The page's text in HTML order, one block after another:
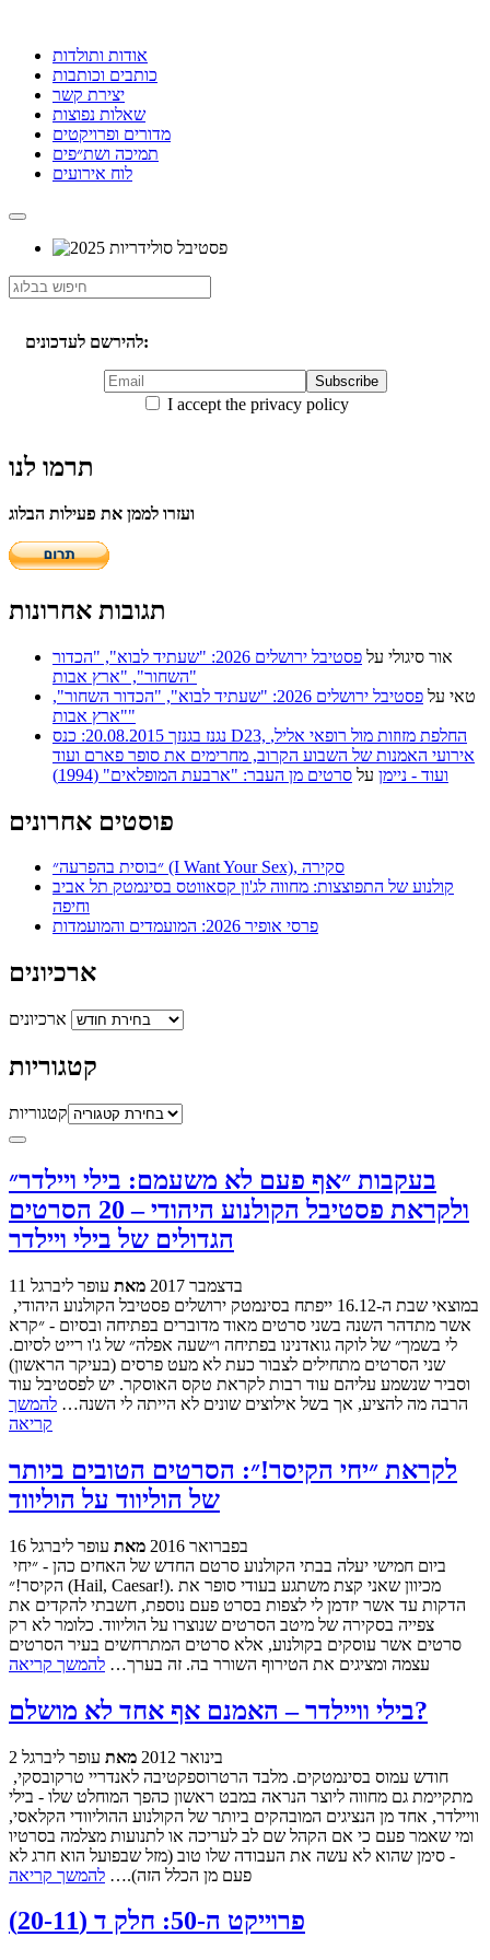
אודות ותולדות
כותבים וכותבות
יצירת קשר
שאלות נפוצות
מדורים ופרויקטים
תמיכה ושת״פים
לוח אירועים
להירשם לעדכונים:
I accept the privacy policy
תרמו לנו
ועזרו לממן את פעילות הבלוג
תגובות אחרונות
אור סיגולי על
פסטיבל ירושלים 2026: "שעתיד לבוא", "הכדור
השחור", "ארץ אבות"
טאי על
פסטיבל ירושלים 2026: "שעתיד לבוא", "הכדור השחור",
"ארץ אבות"
נגנז בגנזך 20.08.2015: כנס D23, החלפת מזוזות מול רופאי אליל,
אירועי האמנות של השבוע הקרוב, מחרימים את סופר פארם ועוד
ועוד - ניימן על סרטים מן העבר: "ארבעת המופלאים" (1994)
פוסטים אחרונים
״בוסית בהפרעה״ (I Want Your Sex), סקירה
קולנוע של התפוצצות: מחווה לג'ון קסאווטס בסינמטק תל אביב
וחיפה
פרסי אופיר 2026: המועמדים והמועמדות
ארכיונים
ארכיונים
קטגוריות
קטגוריות
בעקבות ״אף פעם לא משעמם: בילי ויילדר״
ולקראת פסטיבל הקולנוע היהודי – 20 הסרטים
הגדולים של בילי ויילדר
11 בדצמבר 2017 מאת עופר ליברגל
אשר מתדהר השנה בשני סרטים מאוד מדוברים בפתיחה ובסיום - ״קרא
לי בשמך״ של לוקה גואדנינו בפתיחה ו״שעה אפלה״ של ג'ו רייט לסיום.
שני הסרטים מתחילים לצבור כעת לא מעט פרסים (בעיקר הראשון)
וסביר שנשמע עליהם עוד רבות לקראת טקס האוסקר. יש לפסטיבל עוד
הרבה מה להציע, אך בשל אילוצים שונים לא הייתה לי השנה… להמשך
קריאה
לקראת ״יחי הקיסר!״: הסרטים הטובים ביותר
של הוליווד על הוליווד
16 בפברואר 2016 מאת עופר ליברגל
הקיסר!״ (Hail, Caesar!). מכיוון שאני קצת משתגע בעודי סופר את
הדקות עד אשר יזדמן לי לצפות בסרט פעם נוספת, חשבתי להקדים את
צפייה בסקירה של מיטב הסרטים שנוצרו על הוליווד. כלומר לא רק
סרטים אשר עוסקים בקולנוע, אלא סרטים המתרחשים בעיר הסרטים
עצמה ומציגים את הטירוף השורר בה. זה בערך… להמשך קריאה
בילי וויילדר – האמנם אף אחד לא מושלם?
2 בינואר 2012 מאת עופר ליברגל
מתקיימת גם מחווה ליוצר הנראה במבט ראשון כהפך המוחלט שלו - בילי
וויילדר, אחד מן הנציגים המובהקים ביותר של הקולנוע ההוליוודי הקלאסי,
ומי שאמר פעם כי אם הקהל שם לב לעריכה או לתנועות מצלמה בסרטיו
- סימן שהוא לא עשה את העבודה שלו טוב (מזל שבפועל הוא חרג לא
פעם מן הכלל הזה).… להמשך קריאה
פרוייקט ה-50: חלק ד (20-11)